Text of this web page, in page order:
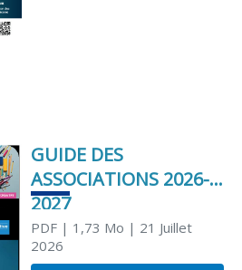
GUIDE DES
ASSOCIATIONS 2026-
2027
PDF| 1,73 Mo | 21 Juillet
2026